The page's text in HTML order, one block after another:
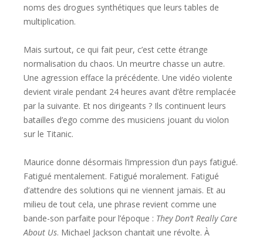
noms des drogues synthétiques que leurs tables de
multiplication.
Mais surtout, ce qui fait peur, c’est cette étrange
normalisation du chaos. Un meurtre chasse un autre.
Une agression efface la précédente. Une vidéo violente
devient virale pendant 24 heures avant d’être remplacée
par la suivante. Et nos dirigeants ? Ils continuent leurs
batailles d’ego comme des musiciens jouant du violon
sur le Titanic.
Maurice donne désormais l’impression d’un pays fatigué.
Fatigué mentalement. Fatigué moralement. Fatigué
d’attendre des solutions qui ne viennent jamais. Et au
milieu de tout cela, une phrase revient comme une
bande-son parfaite pour l’époque : They Don’t Really Care
About Us. Michael Jackson chantait une révolte. À